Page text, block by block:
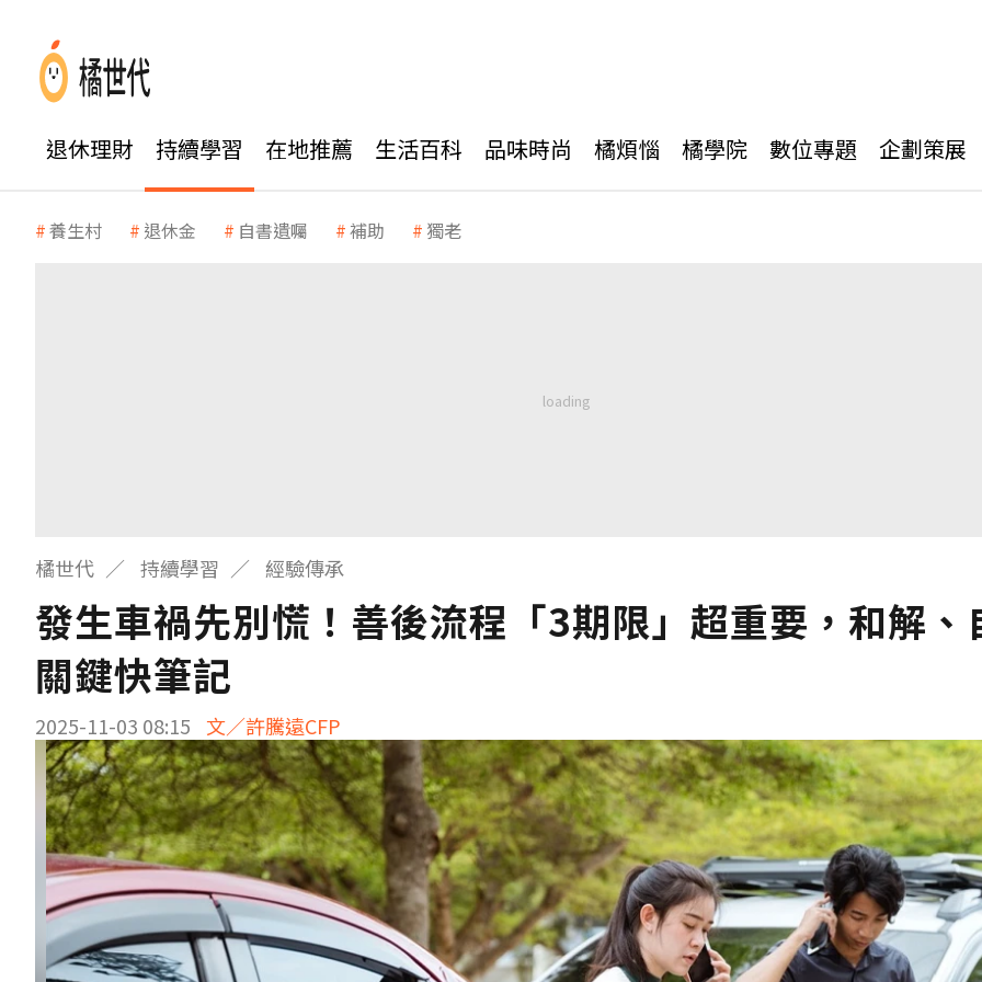
退休理財 持續學習 在地推薦 生活百科 品味時尚 橘煩惱 橘學院 數位專題 企劃策展
養生村 退休金 自書遺囑 補助 獨老
橘世代 持續學習 經驗傳承
發生車禍先別慌！善後流程「3期限」超重要，和解、
關鍵快筆記
2025-11-03 08:15 文／許騰遠CFP